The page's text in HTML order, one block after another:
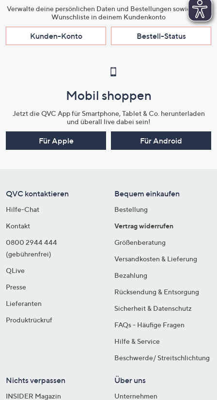
Verwalte deine persönlichen Daten und Bestellungen sowie deine
Wunschliste in deinem Kundenkonto
Kunden-Konto Bestell-Status
Mobil shoppen
Jetzt die QVC App für Smartphone, Tablet & Co. herunterladen
und überall live dabei sein!
Für Apple Für Android
QVC kontaktieren
Hilfe-Chat
Kontakt
0800 2944 444
(gebührenfrei)
QLive
Presse
Lieferanten
Produktrückruf
Bequem einkaufen
Bestellung
Vertrag widerrufen
Größenberatung
Versandkosten & Lieferung
Bezahlung
Rücksendung & Entsorgung
Sicherheit & Datenschutz
FAQs - Häufige Fragen
Hilfe & Service
Beschwerde/ Streitschlichtung
Nichts verpassen
INSIDER Magazin
Über uns
Unternehmen